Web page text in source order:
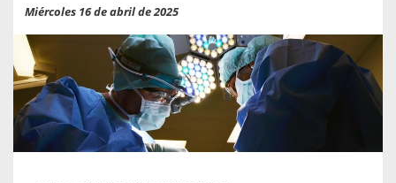
Miércoles 16 de abril de 2025